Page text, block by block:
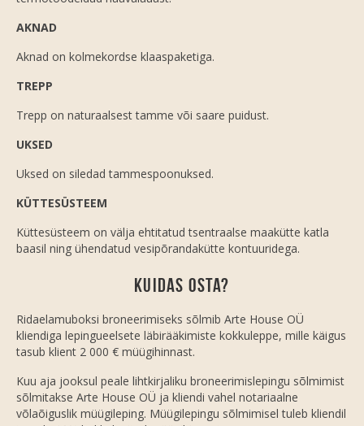
AKNAD
Aknad on kolmekordse klaaspaketiga.
TREPP
Trepp on naturaalsest tamme või saare puidust.
UKSED
Uksed on siledad tammespoonuksed.
KÜTTESÜSTEEM
Küttesüsteem on välja ehtitatud tsentraalse maakütte katla
baasil ning ühendatud vesipõrandakütte kontuuridega.
Kuidas osta?
Ridaelamuboksi broneerimiseks sõlmib Arte House OÜ
kliendiga lepingueelsete läbirääkimiste kokkuleppe, mille käigus
tasub klient 2 000 € müügihinnast.
Kuu aja jooksul peale lihtkirjaliku broneerimislepingu sõlmimist
sõlmitakse Arte House OÜ ja kliendi vahel notariaalne
võlaõiguslik müügileping. Müügilepingu sõlmimisel tuleb kliendil